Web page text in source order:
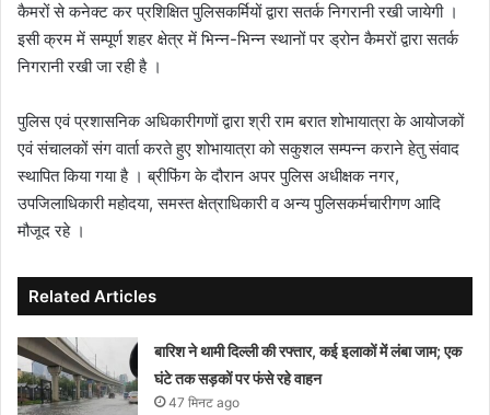
कैमरों से कनेक्ट कर प्रशिक्षित पुलिसकर्मियों द्वारा सतर्क निगरानी रखी जायेगी ।
इसी क्रम में सम्पूर्ण शहर क्षेत्र में भिन्न-भिन्न स्थानों पर ड्रोन कैमरों द्वारा सतर्क
निगरानी रखी जा रही है ।
पुलिस एवं प्रशासनिक अधिकारीगणों द्वारा श्री राम बरात शोभायात्रा के आयोजकों
एवं संचालकों संग वार्ता करते हुए शोभायात्रा को सकुशल सम्पन्न कराने हेतु संवाद
स्थापित किया गया है । ब्रीफिंग के दौरान अपर पुलिस अधीक्षक नगर,
उपजिलाधिकारी महोदया, समस्त क्षेत्राधिकारी व अन्य पुलिसकर्मचारीगण आदि
मौजूद रहे ।
Related Articles
बारिश ने थामी दिल्ली की रफ्तार, कई इलाकों में लंबा जाम; एक
घंटे तक सड़कों पर फंसे रहे वाहन
47 मिनट ago